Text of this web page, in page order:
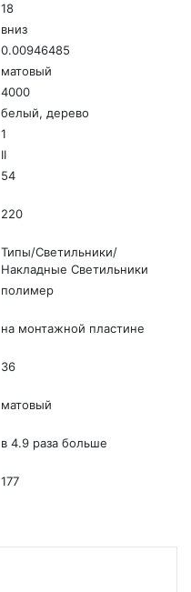
18
вниз
0.00946485
матовый
4000
белый, дерево
1
II
54
220
Типы/Светильники/
Накладные Светильники
полимер
на монтажной пластине
36
матовый
в 4.9 раза больше
177